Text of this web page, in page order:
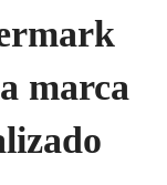
marca